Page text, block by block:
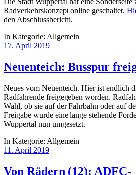
Die Stadt Wuppertal hat eine Sonderseite
Radverkehrskonzept online geschaltet.
den Abschlussbericht.
In Kategorie: Allgemein
17. April 2019
Neuenteich: Busspur
Neues vom Neuenteich. Hier ist endlich
Radfahrende freigegeben worden.
Wahl, ob sie auf der Fahrbahn oder auf
Freigabe wurde eine lange stehende
Wuppertal nun umgesetzt.
In Kategorie: Allgemein
11. April 2019
Von Rädern (12): ADFC-